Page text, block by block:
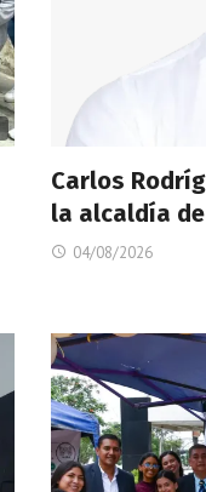
Carlos
la alcaldía
04/08/2026